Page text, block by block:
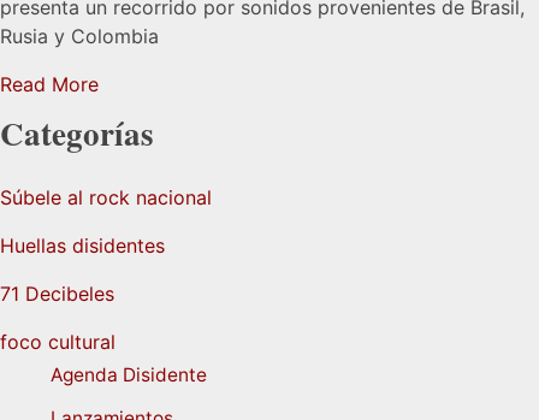
presenta un recorrido por sonidos provenientes de Brasil,
Rusia y Colombia
Read More
Categorías
Súbele al rock nacional
Huellas disidentes
71 Decibeles
foco cultural
Agenda Disidente